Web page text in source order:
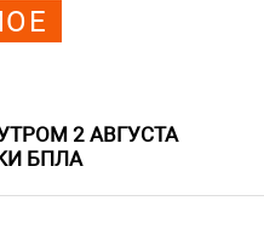
2 АВГУСТА
БПЛА